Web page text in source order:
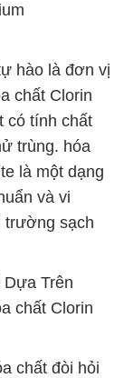
hào là đơn vị
chất Clorin
có tính chất
trùng. hóa
là một dạng
và vi
trường sạch
Trên
chất Clorin
chất đòi hỏi